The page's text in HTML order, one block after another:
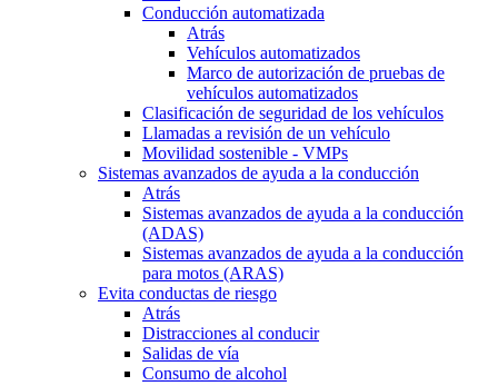
Conducción automatizada
Atrás
Vehículos automatizados
Marco de autorización de pruebas de
vehículos automatizados
Clasificación de seguridad de los vehículos
Llamadas a revisión de un vehículo
Movilidad sostenible - VMPs
Sistemas avanzados de ayuda a la conducción
Atrás
Sistemas avanzados de ayuda a la conducción
(ADAS)
Sistemas avanzados de ayuda a la conducción
para motos (ARAS)
Evita conductas de riesgo
Atrás
Distracciones al conducir
Salidas de vía
Consumo de alcohol